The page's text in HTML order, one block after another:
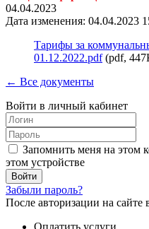
04.04.2023
Дата изменения: 04.04.2023
Тарифы за
01.12.2022.pdf(pdf,
← Все документы
Войти в личный кабинет
Запомнить меня на этом
этом устройстве
Забыли пароль?
После авторизации на сайте
Оплатить услуги